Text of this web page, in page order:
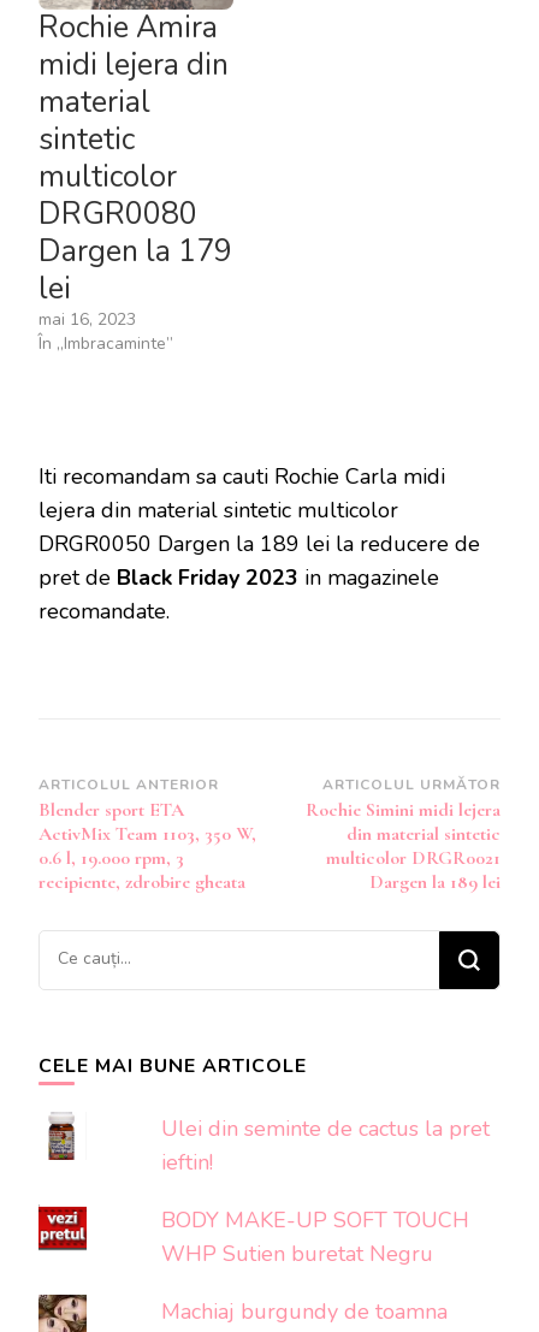
Rochie Amira
midi lejera din
material
sintetic
multicolor
DRGR0080
Dargen la 179
lei
mai 16, 2023
În „Imbracaminte”
Iti recomandam sa cauti Rochie Carla midi
lejera din material sintetic multicolor
DRGR0050 Dargen la 189 lei la reducere de
pret de Black Friday 2023 in magazinele
recomandate.
Navigare
în
articole
ARTICOLUL ANTERIOR
Blender sport ETA
ActivMix Team 1103, 350 W,
0.6 l, 19.000 rpm, 3
recipiente, zdrobire gheata
ARTICOLUL URMĂTOR
Rochie Simini midi lejera
din material sintetic
multicolor DRGR0021
Dargen la 189 lei
Cauți
ceva?
CELE MAI BUNE ARTICOLE
Ulei din seminte de cactus la pret
ieftin!
BODY MAKE-UP SOFT TOUCH
WHP Sutien buretat Negru
Machiaj burgundy de toamna